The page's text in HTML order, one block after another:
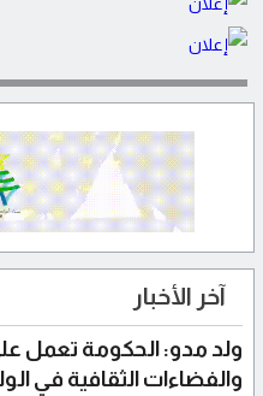
آخر الأخبار
ولد مدو: الحكومة تعمل
والفضاءات الثقافية في